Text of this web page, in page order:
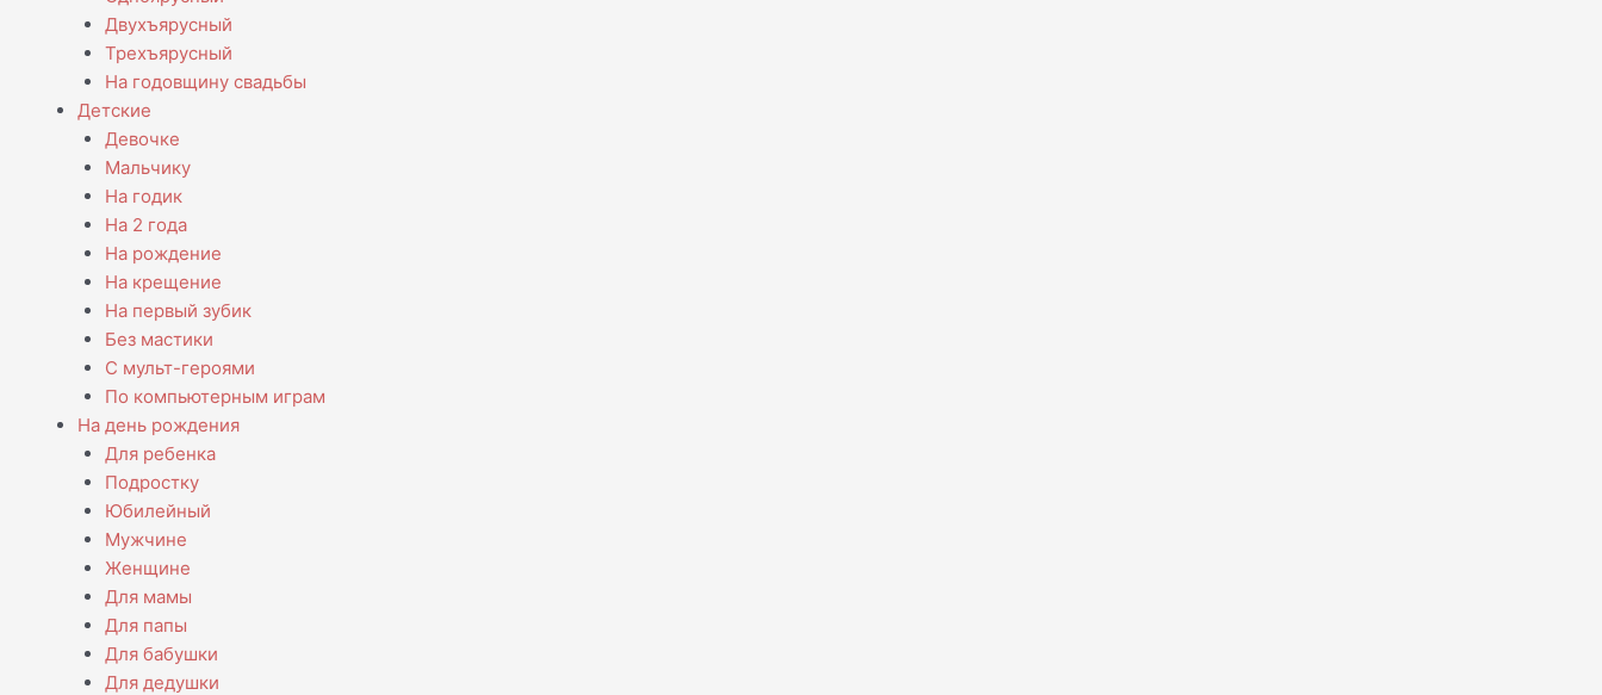
Двухъярусный
Трехъярусный
На годовщину свадьбы
Детские
Девочке
Мальчику
На годик
На 2 года
На рождение
На крещение
На первый зубик
Без мастики
С мульт-героями
По компьютерным играм
На день рождения
Для ребенка
Подростку
Юбилейный
Мужчине
Женщине
Для мамы
Для папы
Для бабушки
Для дедушки